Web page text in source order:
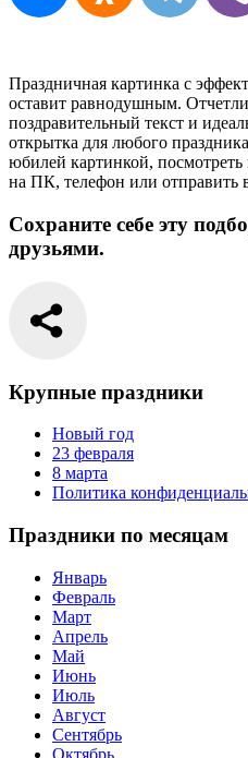
Праздничная картинка с
оставит равнодушным.
поздравительный текст и
открытка для любого
юбилей картинкой,
на ПК, телефон или отправить
Сохраните себе эту
друзьями.
Крупные праздники
Новый год
23 февраля
8 марта
Политика
Праздники по месяцам
Январь
Февраль
Март
Апрель
Май
Июнь
Июль
Август
Сентябрь
Октябрь